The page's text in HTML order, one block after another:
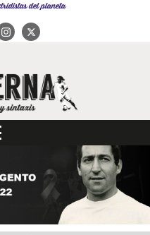
del planeta